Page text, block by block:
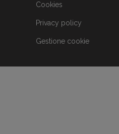
Cookies
Privacy policy
Gestione cookie